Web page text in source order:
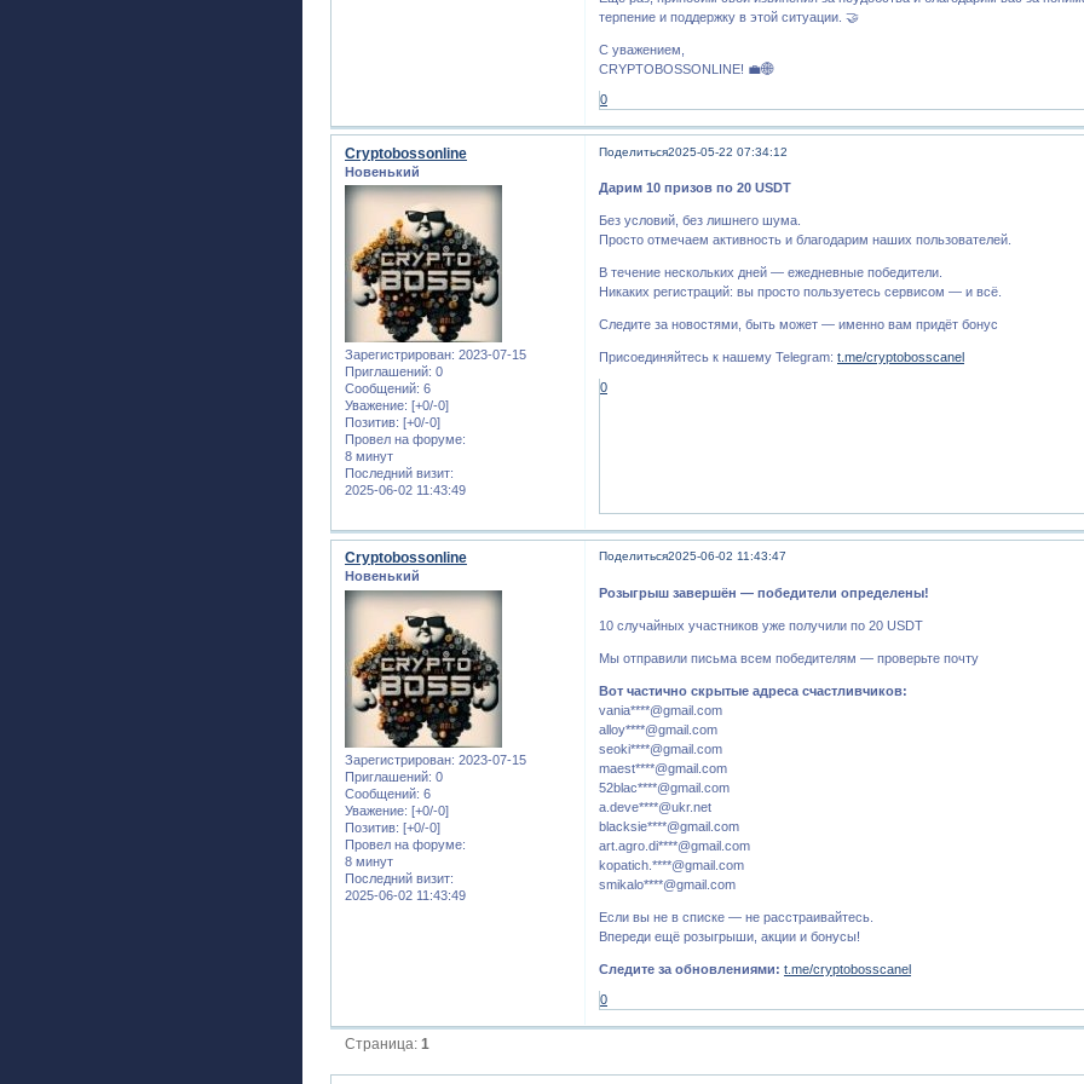
терпение и поддержку в этой ситуации. 🤝
С уважением,
CRYPTOBOSSONLINE! 💼🌐
0
Поделиться2025-05-22 07:34:12
Cryptobossonline
Новенький
Зарегистрирован: 2023-07-15
Приглашений: 0
Сообщений: 6
Уважение: [+0/-0]
Позитив: [+0/-0]
Провел на форуме:
8 минут
Последний визит:
2025-06-02 11:43:49
Дарим 10 призов по 20 USDT
Без условий, без лишнего шума.
Просто отмечаем активность и благодарим наших пользователей.
В течение нескольких дней — ежедневные победители.
Никаких регистраций: вы просто пользуетесь сервисом — и всё.
Следите за новостями, быть может — именно вам придёт бонус
Присоединяйтесь к нашему Telegram:t.me/cryptobosscanel
0
Поделиться2025-06-02 11:43:47
Cryptobossonline
Новенький
Зарегистрирован: 2023-07-15
Приглашений: 0
Сообщений: 6
Уважение: [+0/-0]
Позитив: [+0/-0]
Провел на форуме:
8 минут
Последний визит:
2025-06-02 11:43:49
Розыгрыш завершён — победители определены!
10 случайных участников уже получили по 20 USDT
Мы отправили письма всем победителям — проверьте почту
Вот частично скрытые адреса счастливчиков:
vania****@gmail.com
alloy****@gmail.com
seoki****@gmail.com
maest****@gmail.com
52blac****@gmail.com
a.deve****@ukr.net
blacksie****@gmail.com
art.agro.di****@gmail.com
kopatich.****@gmail.com
smikalo****@gmail.com
Если вы не в списке — не расстраивайтесь.
Впереди ещё розыгрыши, акции и бонусы!
Следите за обновлениями: t.me/cryptobosscanel
0
Страница:1